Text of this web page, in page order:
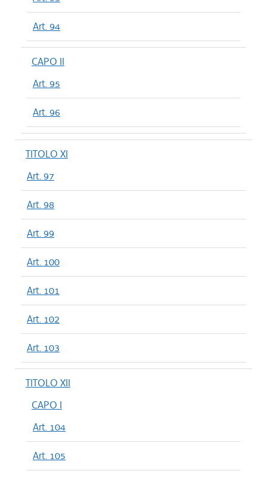
Art. 94
CAPO II
Art. 95
Art. 96
TITOLO XI
Art. 97
Art. 98
Art. 99
Art. 100
Art. 101
Art. 102
Art. 103
TITOLO XII
CAPO I
Art. 104
Art. 105